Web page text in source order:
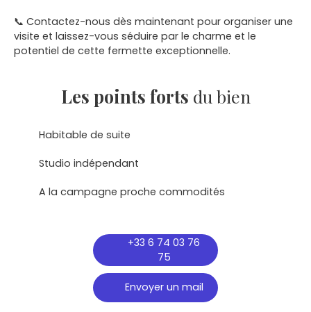
📞 Contactez-nous dès maintenant pour organiser une
visite et laissez-vous séduire par le charme et le
potentiel de cette fermette exceptionnelle.
Les points forts du bien
Habitable de suite
Studio indépendant
A la campagne proche commodités
+33 6 74 03 76
75
Envoyer un mail